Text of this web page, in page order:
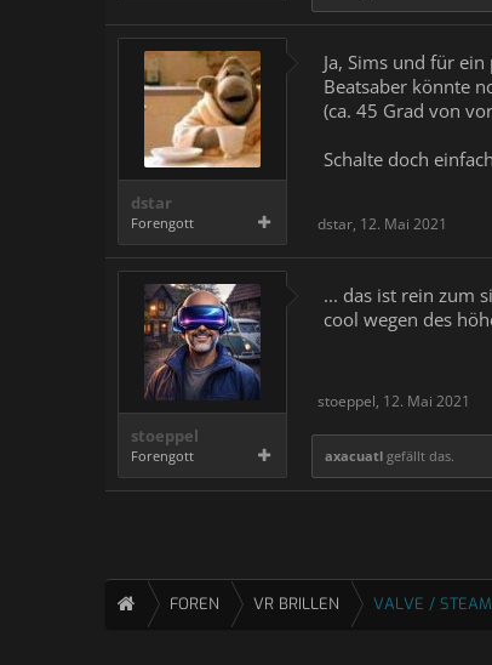
dstar
Forengott
Ja, Sims und für
Beatsaber könnte
(ca. 45 Grad von
Schalte doch
dstar, 12. Mai 2021
stoeppel
Forengott
... das ist rein zum
cool wegen des
stoeppel, 12. Mai 2021
axacuatl gefällt das.
FOREN VR BRILLEN VALVE / STEAM